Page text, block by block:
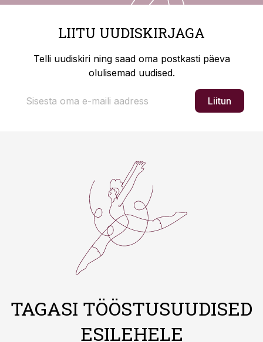
LIITU UUDISKIRJAGA
Telli uudiskiri ning saad oma postkasti päeva
olulisemad uudised.
Liitun
TAGASI TÖÖSTUSUUDISED
ESILEHELE